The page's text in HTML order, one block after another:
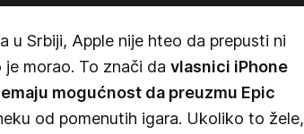
u Srbiji, Apple nije hteo da prepusti ni
morao. To znači da vlasnici iPhone
mogućnost da preuzmu Epic
od pomenutih igara. Ukoliko to žele,